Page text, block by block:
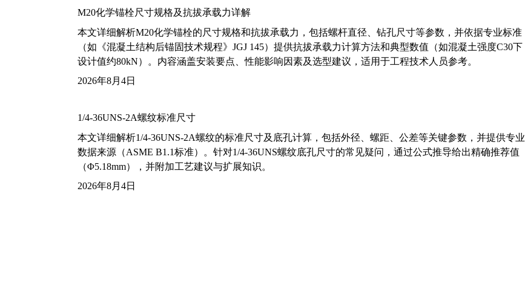
M20化学锚栓尺寸规格及抗拔承载力详解
本文详细解析M20化学锚栓的尺寸规格和抗拔承载力，包括螺杆直径、钻孔尺寸等参数，并依据专业标准
（如《混凝土结构后锚固技术规程》JGJ 145）提供抗拔承载力计算方法和典型数值（如混凝土强度C30下
设计值约80kN）。内容涵盖安装要点、性能影响因素及选型建议，适用于工程技术人员参考。
2026年8月4日
1/4-36UNS-2A螺纹标准尺寸
本文详细解析1/4-36UNS-2A螺纹的标准尺寸及底孔计算，包括外径、螺距、公差等关键参数，并提供专业
数据来源（ASME B1.1标准）。针对1/4-36UNS螺纹底孔尺寸的常见疑问，通过公式推导给出精确推荐值
（Φ5.18mm），并附加工艺建议与扩展知识。
2026年8月4日